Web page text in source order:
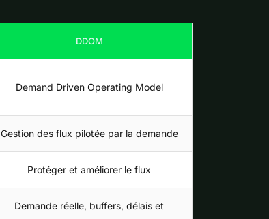
DDOM
Demand Driven Operating Model
Gestion des flux pilotée par la demande
Protéger et améliorer le flux
Demande réelle, buffers, délais et